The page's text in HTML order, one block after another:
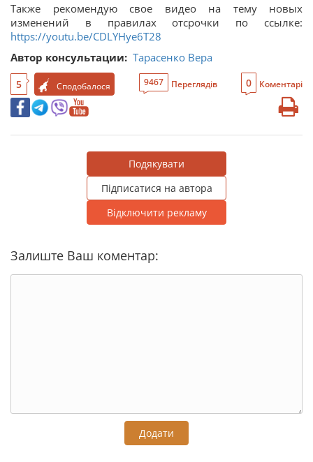
Также рекомендую свое видео на тему новых
изменений в правилах отсрочки по ссылке:
https://youtu.be/CDLYHye6T28
Автор консультации: Тарасенко Вера
5 Сподобалося 9467 Переглядів 0 Коментарі
Подякувати
Підписатися на автора
Відключити рекламу
Залиште Ваш коментар:
Додати